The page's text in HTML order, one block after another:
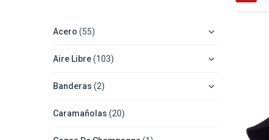
Acero (55)
Aire Libre(103)
Banderas (2)
Caramañolas (20)